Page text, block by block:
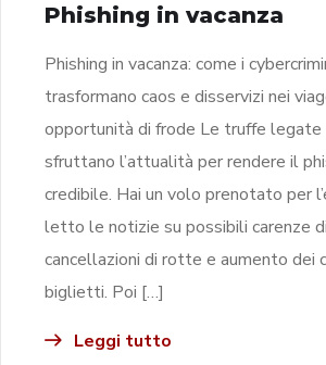
Phishing in vacanza
Phishing in vacanza: come i
trasformano caos e disservizi nei
opportunità di frode Le truffe legate
sfruttano l’attualità per rendere il
credibile. Hai un volo prenotato per
letto le notizie su possibili carenze
cancellazioni di rotte e aumento dei
biglietti. Poi […]
Leggi tutto